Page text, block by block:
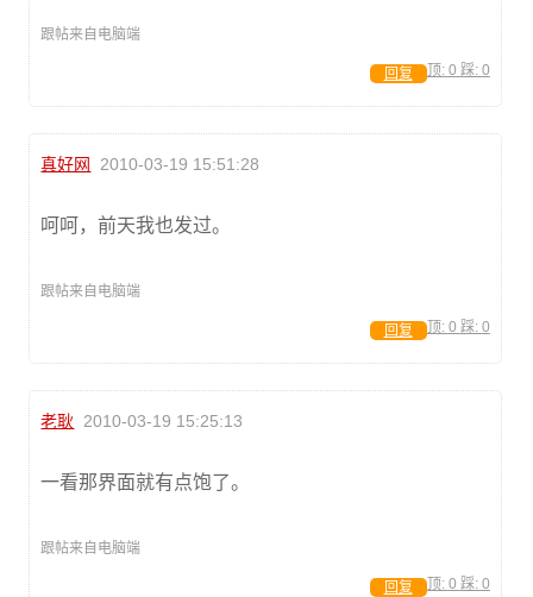
跟帖来自电脑端
顶: 0 踩: 0
回复
真好网 2010-03-19 15:51:28
呵呵，前天我也发过。
跟帖来自电脑端
顶: 0 踩: 0
回复
老耿 2010-03-19 15:25:13
一看那界面就有点饱了。
跟帖来自电脑端
顶: 0 踩: 0
回复